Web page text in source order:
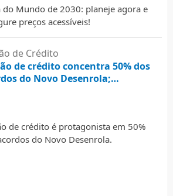
do Mundo de 2030: planeje agora e
preços acessíveis!
de Crédito
de crédito concentra 50% dos
do Novo Desenrola;
de crédito é protagonista em 50%
do Novo Desenrola.